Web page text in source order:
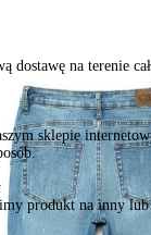
dostawę na terenie
sklepie
produkt na inny